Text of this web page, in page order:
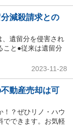
減殺請求との
、遺留分を侵害され
こと●従来は遺留分
2023-11-28
動産売却は可
！？ぜひリノ・ハウ
でできます。お気軽